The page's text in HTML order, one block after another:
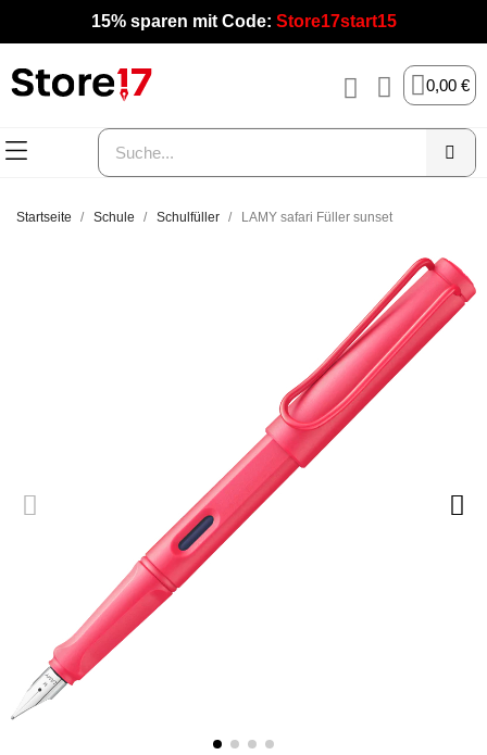
15% sparen mit Code: Store17start15
0,00 €
Startseite Schule Schulfüller LAMY safari Füller sunset